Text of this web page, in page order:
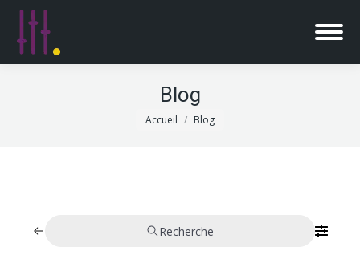
Blog
Vous êtes ici :
Accueil Blog
Recherche